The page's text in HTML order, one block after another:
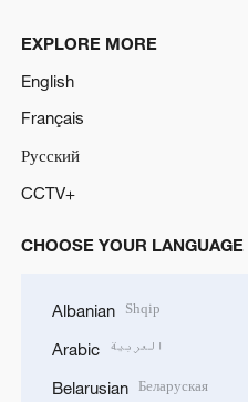
EXPLORE MORE
English
Français
Русский
CCTV+
CHOOSE YOUR LANGUAGE
Albanian Shqip
Arabic العربية
Belarusian Беларуская